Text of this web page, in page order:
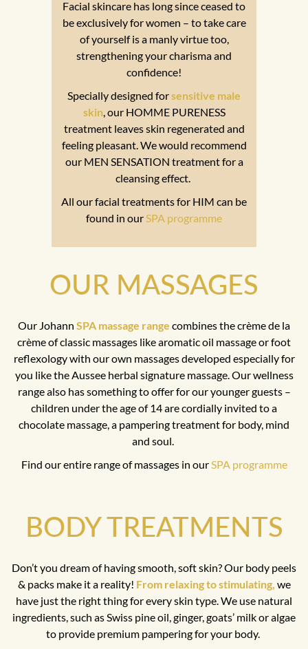
Facial skincare has long since ceased to
be exclusively for women – to take care
of yourself is a manly virtue too,
strengthening your charisma and
confidence!
Specially designed forsensitive male
skin, our HOMME PURENESS
treatment leaves skin regenerated and
feeling pleasant. We would recommend
our MEN SENSATION treatment for a
cleansing effect.
All our facial treatments for HIM can be
found in our SPA programme
OUR MASSAGES
Our Johann SPA massage range combines the crème de la
crème of classic massages like aromatic oil massage or foot
reflexology with our own massages developed especially for
you like the Aussee herbal signature massage. Our wellness
range also has something to offer for our younger guests –
children under the age of 14 are cordially invited to a
chocolate massage, a pampering treatment for body, mind
and soul.
Find our entire range of massages in our SPA programme
BODY TREATMENTS
Don’t you dream of having smooth, soft skin? Our body peels
& packs make it a reality! From relaxing to stimulating, we
have just the right thing for every skin type. We use natural
ingredients, such as Swiss pine oil, ginger, goats’ milk or algae
to provide premium pampering for your body.